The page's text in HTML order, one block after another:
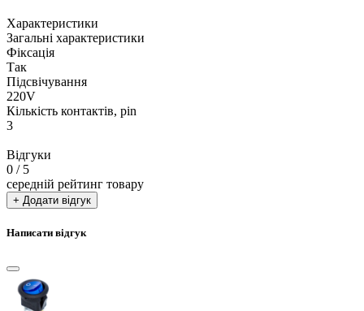
Характеристики
Загальні характеристики
Фіксація
Так
Підсвічування
220V
Кількість контактів, pin
3
Відгуки
0 / 5
середній рейтинг товару
+ Додати відгук
Написати відгук